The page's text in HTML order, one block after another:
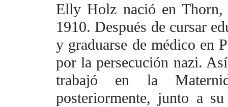
Elly Holz nació en Thorn,
1910. Después de cursar
y graduarse de médico en
por la persecución nazi.
trabajó en la
posteriormente, junto a